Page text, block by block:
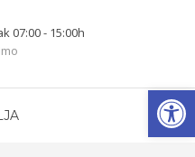
07:00 - 15:00h